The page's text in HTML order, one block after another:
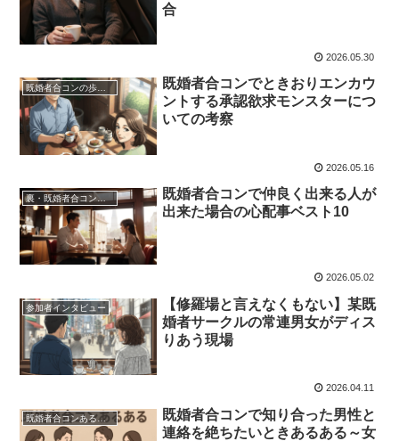
合
2026.05.30
既婚者合コンの歩き方
既婚者合コンでときおりエンカウ
ントする承認欲求モンスターにつ
いての考察
2026.05.16
既婚者合コンで仲良く出来る人が
出来た場合の心配事ベスト10
2026.05.02
参加者インタビュー
【修羅場と言えなくもない】某既
婚者サークルの常連男女がディス
りあう現場
2026.04.11
既婚者合コンあるある
既婚者合コンで知り合った男性と
連絡を絶ちたいときあるある～女